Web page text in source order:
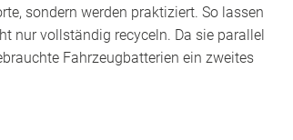
sondern werden praktiziert. So lassen
nur vollständig recyceln. Da sie parallel
Fahrzeugbatterien ein zweites